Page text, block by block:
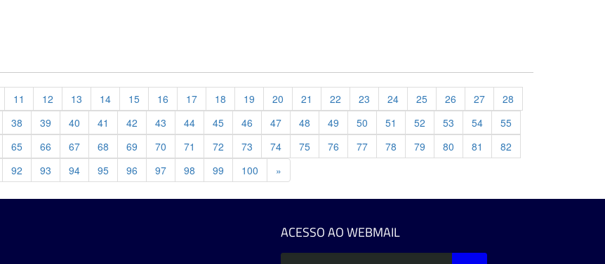
11 12 13 14 15 16 17 18 19 20 21 22 23 24 25 26 27
28
38 39 40 41 42 43 44 45 46 47 48 49 50 51 52 53 54
55
65 66 67 68 69 70 71 72 73 74 75 76 77 78 79 80 81
82
92 93 94 95 96 97 98 99 100 »
ACESSO AO WEBMAIL